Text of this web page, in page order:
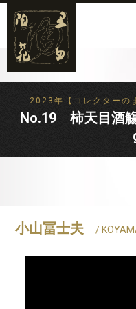
2023年【コレクターの
No.19 柿天目酒
小山冨士夫 /